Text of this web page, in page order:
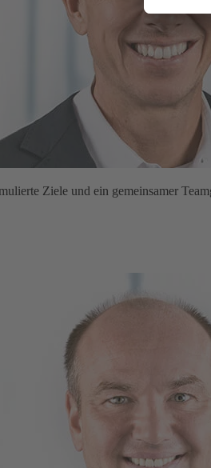
Ziele und ein gemeinsamer